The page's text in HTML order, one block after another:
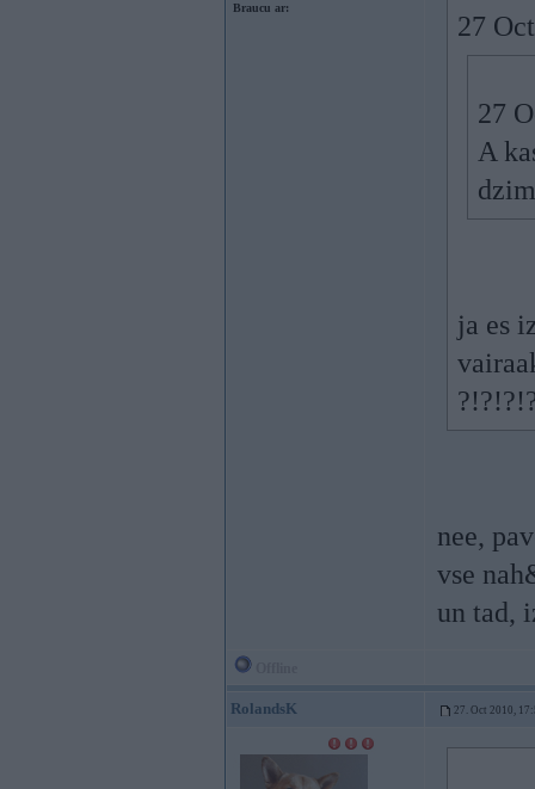
Braucu ar:
27
27
A
ja es
nee,
vse
un tad,
RolandsK 27. Oct 2010,